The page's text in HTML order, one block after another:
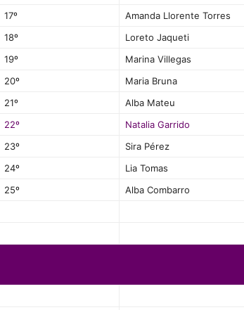
17º
Amanda Llorente Torres
18º
Loreto Jaqueti
19º
Marina Villegas
20º
Maria Bruna
21º
Alba Mateu
22º
Natalia Garrido
23º
Sira Pérez
24º
Lia Tomas
25º
Alba Combarro